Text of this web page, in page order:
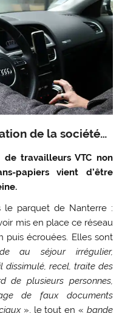
de la société…
de travailleurs VTC non
papiers vient d’être
le parquet de Nanterre :
mis en place ce réseau
puis écrouées. Elles sont
au séjour irrégulier,
dissimulé, recel, traite des
de plusieurs personnes,
de faux documents
», le tout en « bande